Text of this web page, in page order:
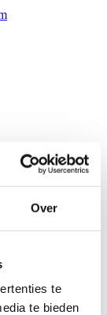
Over
te
te bieden
de zorg voor de